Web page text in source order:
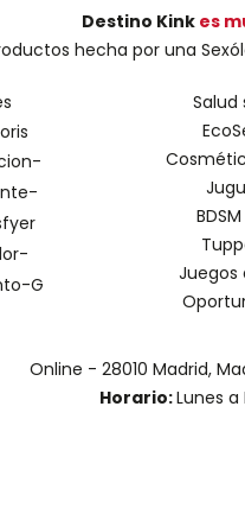
Destino Kink es
hecha por una
G
Salud
Juegos
Online - 28010 Madrid,
Horario:Lunes